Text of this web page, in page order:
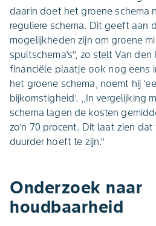
daarin doet het groene schema
reguliere schema. Dit geeft aan
mogelijkheden zijn om groene
spuitschema’s’’, zo stelt Van
financiële plaatje ook nog eens
het groene schema, noemt hij
bijkomstigheid’. ,,In vergelijking
schema lagen de kosten
zo’n 70 procent. Dit laat zien
duurder hoeft te zijn.’’
Onderzoek naar
houdbaarheid